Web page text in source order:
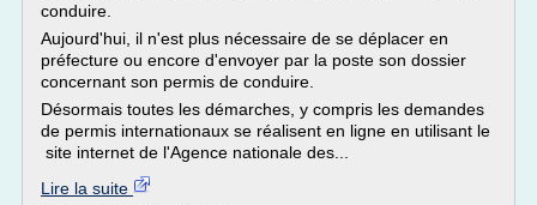
conduire.
Aujourd'hui, il n'est plus nécessaire de se déplacer en
préfecture ou encore d'envoyer par la poste son dossier
concernant son permis de conduire.
Désormais toutes les démarches, y compris les demandes
de permis internationaux se réalisent en ligne en utilisant le
site internet de l'Agence nationale des...
Lire la suite